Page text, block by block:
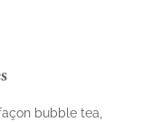
bubble tea,